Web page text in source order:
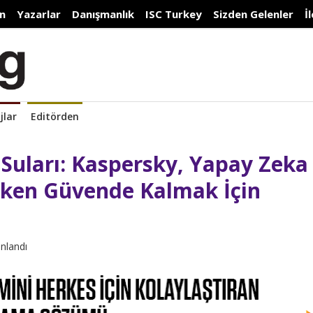
Yazarlar Danışmanlık ISC Turkey Sizden Gelenler
Editörden
Kaspersky, Yapay Zeka
Güvende Kalmak İçin